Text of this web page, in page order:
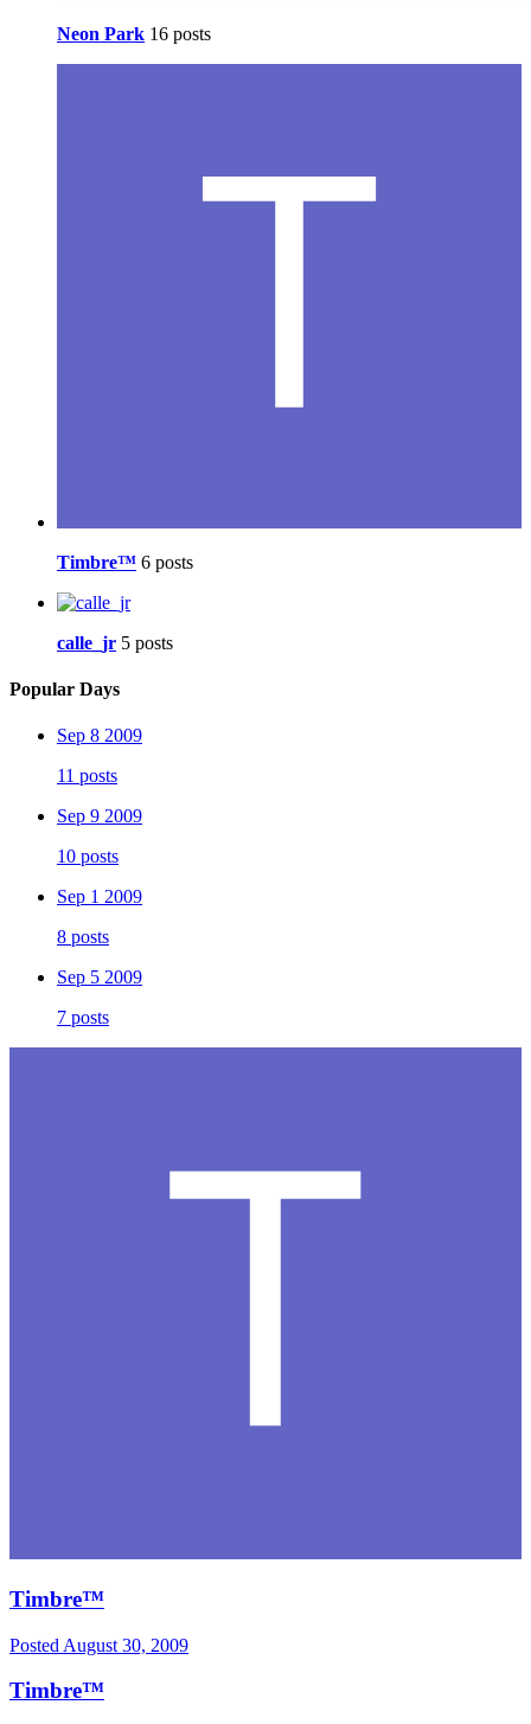
Neon Park 16 posts
Timbre™ 6 posts
calle_jr 5 posts
Popular Days
Sep 8 2009
11 posts
Sep 9 2009
10 posts
Sep 1 2009
8 posts
Sep 5 2009
7 posts
Timbre™
Posted August 30, 2009
Timbre™